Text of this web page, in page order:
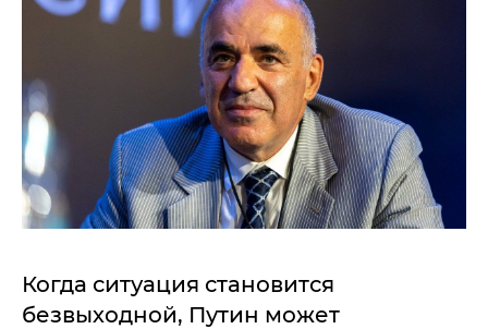
Когда ситуация становится
безвыходной, Путин может